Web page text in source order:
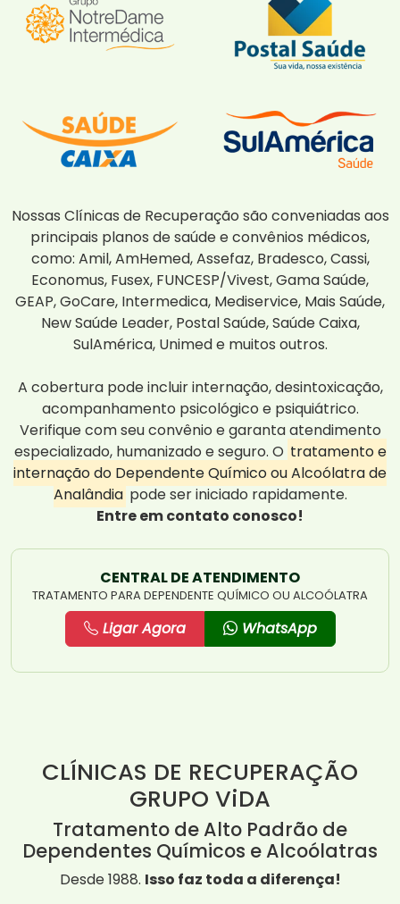
Nossas Clínicas de Recuperação são conveniadas aos
principais planos de saúde e convênios médicos,
como: Amil, AmHemed, Assefaz, Bradesco, Cassi,
Economus, Fusex, FUNCESP/Vivest, Gama Saúde,
GEAP, GoCare, Intermedica, Mediservice, Mais Saúde,
New Saúde Leader, Postal Saúde, Saúde Caixa,
SulAmérica, Unimed e muitos outros.
A cobertura pode incluir internação, desintoxicação,
acompanhamento psicológico e psiquiátrico.
Verifique com seu convênio e garanta atendimento
especializado, humanizado e seguro. O tratamento e
internação do Dependente Químico ou Alcoólatra de
Analândia pode ser iniciado rapidamente.
Entre em contato conosco!
CENTRAL DE ATENDIMENTO
TRATAMENTO PARA DEPENDENTE QUÍMICO OU ALCOÓLATRA
Ligar Agora WhatsApp
CLÍNICAS DE RECUPERAÇÃO
GRUPO ViDA
Tratamento de Alto Padrão de
Dependentes Químicos e Alcoólatras
Desde 1988. Isso faz toda a diferença!